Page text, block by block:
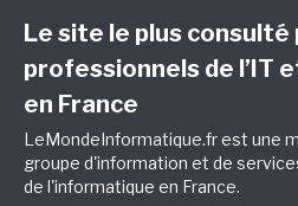
Le site le plus consulté
professionnels de l’IT
en France
LeMondeInformatique.fr est une
groupe d'information et de
de l'informatique en France.